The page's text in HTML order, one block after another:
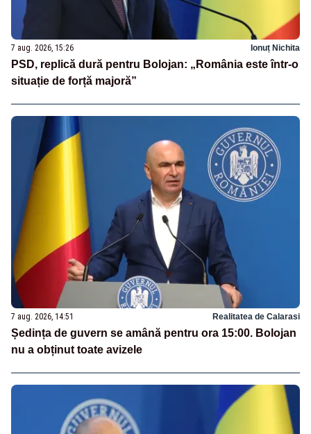
7 aug. 2026, 15:26 Ionuț Nichita
PSD, replică dură pentru Bolojan: „România este într-o
situație de forță majoră”
7 aug. 2026, 14:51 Realitatea de Calarasi
Ședința de guvern se amână pentru ora 15:00. Bolojan
nu a obținut toate avizele